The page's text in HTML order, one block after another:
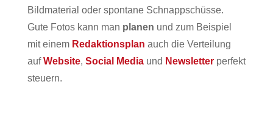
Bildmaterial oder spontane Schnappschüsse.
Gute Fotos kann man planen und zum Beispiel
mit einem Redaktionsplan auch die Verteilung
aufWebsite, Social Mediaund Newsletterperfekt
steuern.